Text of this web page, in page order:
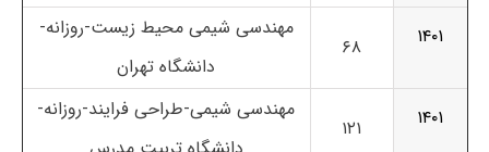
۱۴۰۱
۶۸
مهندسی شیمی محیط زیست-روزانه-
دانشگاه تهران
۱۴۰۱
۱۲۱
مهندسی شیمی-طراحی فرایند-روزانه-